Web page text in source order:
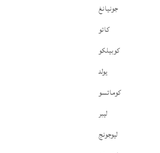
جونيانغ
كاتو
كوبيلكو
يولد
كوماتسو
ليبر
ليوجونج